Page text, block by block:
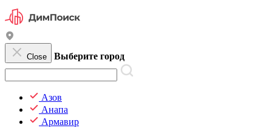
Close Выберите город
Азов
Анапа
Армавир